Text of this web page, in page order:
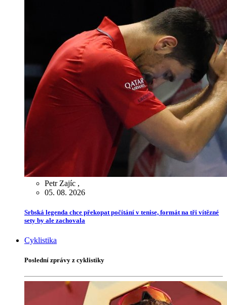
Petr Zajíc ,
05. 08. 2026
Srbská legenda chce překopat počítání v tenise, formát na tři vítězné
sety by ale zachovala
Cyklistika
Poslední zprávy z cyklistiky